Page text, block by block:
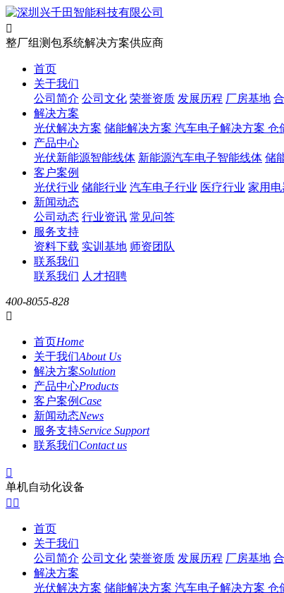

整厂组测包系统解决方案供应商
首页
关于我们
公司简介 公司文化 荣誉资质 发展历程 厂房基地
解决方案
光伏解决方案 储能解决方案 汽车电子解决方案 仓
产品中心
光伏新能源智能线体 新能源汽车电子智能线体 储
客户案例
光伏行业 储能行业 汽车电子行业 医疗行业 家用
新闻动态
公司动态 行业资讯 常见问答
服务支持
资料下载 实训基地 师资团队
联系我们
联系我们 人才招聘
400-8055-828

首页Home
关于我们About Us
解决方案Solution
产品中心Products
客户案例 Case
新闻动态News
服务支持Service Support
联系我们Contact us

单机自动化设备
 
首页
关于我们
公司简介 公司文化 荣誉资质 发展历程 厂房基地
解决方案
光伏解决方案 储能解决方案 汽车电子解决方案 仓